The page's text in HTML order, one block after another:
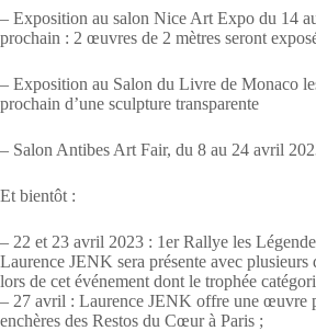
– Exposition au salon Nice Art Expo du 14
prochain : 2 œuvres de 2 mètres seront
– Exposition au Salon du Livre de Monaco
prochain d’une sculpture transparente
– Salon Antibes Art Fair, du 8 au 24 avril
Et bientôt :
– 22 et 23 avril 2023 : 1er Rallye les
Laurence JENK sera présente avec plusieurs
lors de cet événement dont le trophée
– 27 avril : Laurence JENK offre une œuvre
enchères des Restos du Cœur à Paris ;